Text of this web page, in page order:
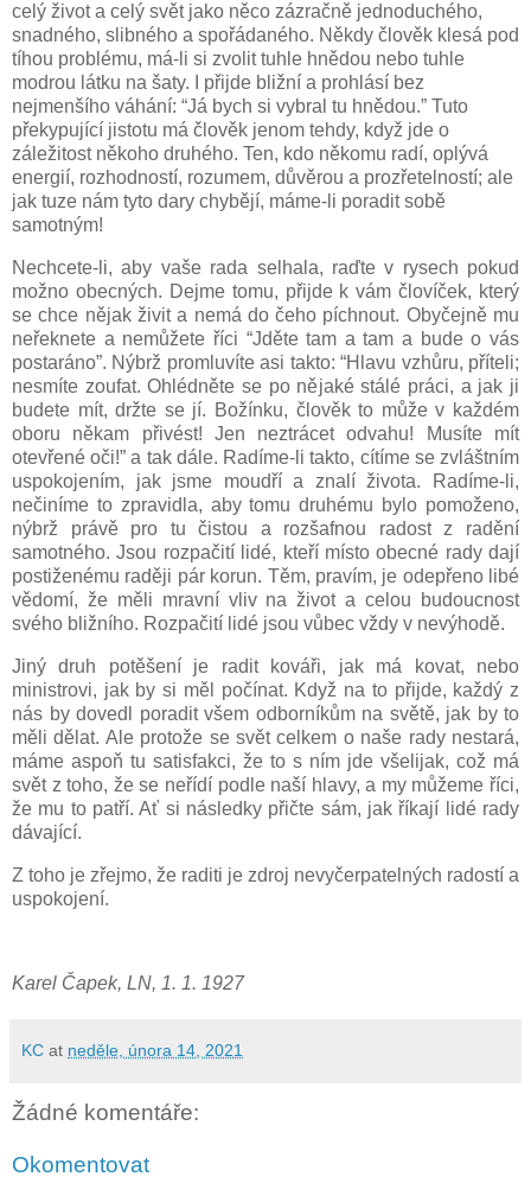
celý život a celý svět jako něco zázračně jednoduchého,
snadného, slibného a spořádaného. Někdy člověk klesá pod
tíhou problému, má-li si zvolit tuhle hnědou nebo tuhle
modrou látku na šaty. I přijde bližní a prohlásí bez
nejmenšího váhání: “Já bych si vybral tu hnědou.” Tuto
překypující jistotu má člověk jenom tehdy, když jde o
záležitost někoho druhého. Ten, kdo někomu radí, oplývá
energií, rozhodností, rozumem, důvěrou a prozřetelností; ale
jak tuze nám tyto dary chybějí, máme-li poradit sobě
samotným!
Nechcete-li, aby vaše rada selhala, raďte v rysech pokud
možno obecných. Dejme tomu, přijde k vám človíček, který
se chce nějak živit a nemá do čeho píchnout. Obyčejně mu
neřeknete a nemůžete říci “Jděte tam a tam a bude o vás
postaráno”. Nýbrž promluvíte asi takto: “Hlavu vzhůru, příteli;
nesmíte zoufat. Ohlédněte se po nějaké stálé práci, a jak ji
budete mít, držte se jí. Božínku, člověk to může v každém
oboru někam přivést! Jen neztrácet odvahu! Musíte mít
otevřené oči!” a tak dále. Radíme-li takto, cítíme se zvláštním
uspokojením, jak jsme moudří a znalí života. Radíme-li,
nečiníme to zpravidla, aby tomu druhému bylo pomoženo,
nýbrž právě pro tu čistou a rozšafnou radost z radění
samotného. Jsou rozpačití lidé, kteří místo obecné rady dají
postiženému raději pár korun. Těm, pravím, je odepřeno libé
vědomí, že měli mravní vliv na život a celou budoucnost
svého bližního. Rozpačití lidé jsou vůbec vždy v nevýhodě.
Jiný druh potěšení je radit kováři, jak má kovat, nebo
ministrovi, jak by si měl počínat. Když na to přijde, každý z
nás by dovedl poradit všem odborníkům na světě, jak by to
měli dělat. Ale protože se svět celkem o naše rady nestará,
máme aspoň tu satisfakci, že to s ním jde všelijak, což má
svět z toho, že se neřídí podle naší hlavy, a my můžeme říci,
že mu to patří. Ať si následky přičte sám, jak říkají lidé rady
dávající.
Z toho je zřejmo, že raditi je zdroj nevyčerpatelných radostí a
uspokojení.
Karel Čapek, LN, 1. 1. 1927
KC at neděle, února 14, 2021
Žádné komentáře:
Okomentovat